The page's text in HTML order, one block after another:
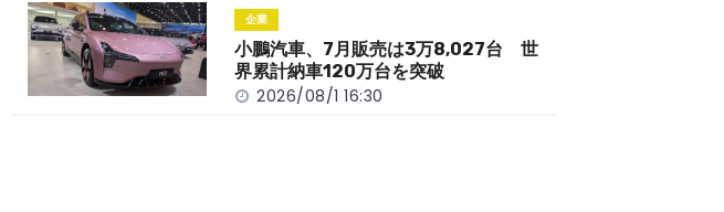
企業
小鵬汽車、7月販売は3万8,027台 世
界累計納車120万台を突破
2026/08/1 16:30